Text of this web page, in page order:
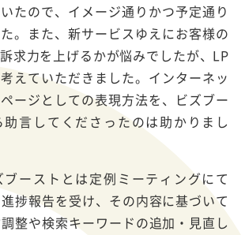
たので、イメージ通りかつ予定通り
。また、新サービスゆえにお客様の
求力を上げるかが悩みでしたが、LP
えていただきました。インターネッ
ージとしての表現方法を、ビズブー
言してくださったのは助かりまし
ーストとは定例ミーティングにて
捗報告を受け、その内容に基づいて
整や検索キーワードの追加・見直し